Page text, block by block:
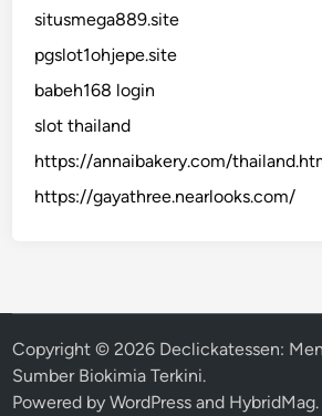
situsmega889.site
pgslot1ohjepe.site
babeh168 login
slot thailand
https://annaibakery.com/
https://gayathree.nearlooks.com/
Copyright © 2026 Declickatessen:
Sumber Biokimia Terkini.
Powered byWordPress and HybridMag.